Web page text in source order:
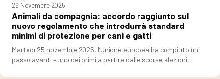
26 Novembre 2025
Animali da compagnia: accordo raggiunto sul
nuovo regolamento che introdurrà standard
minimi di protezione per cani e gatti
Martedì 25 novembre 2025, l’Unione europea ha compiuto un
passo avanti – uno dei primi a partire dalle scorse elezioni…